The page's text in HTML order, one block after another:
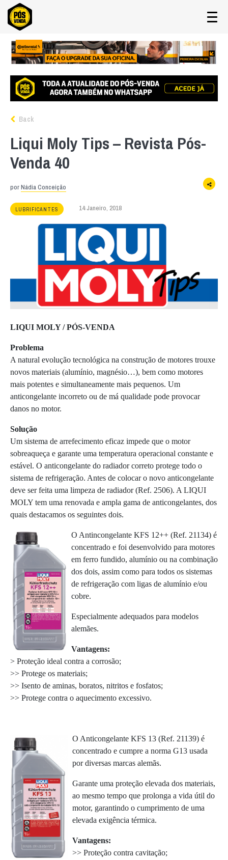
Back
Liqui Moly Tips – Revista Pós-
Venda 40
porNádia Conceição
LUBRIFICANTES 14 Janeiro, 2018
LIQUI MOLY / PÓS-VENDA
Problema
A natural evolução tecnológica na construção de motores trouxe
novos materiais (alumínio, magnésio…), bem como motores
mais potentes e simultaneamente mais pequenos. Um
anticongelante incorreto ou de má qualidade pode provocar
danos no motor.
Solução
Um sistema de arrefecimento eficaz impede que o motor
sobreaqueça e garante uma temperatura operacional constante e
estável. O anticongelante do radiador correto protege todo o
sistema de refrigeração. Antes de colocar o novo anticongelante
deve ser feita uma limpeza de radiador (Ref. 2506). A LIQUI
MOLY tem uma renovada e ampla gama de anticongelantes, dos
quais destacamos os seguintes dois.
O Antincongelante KFS 12++ (Ref. 21134) é
concentrado e foi desenvolvido para motores
em ferro fundido, alumínio ou na combinação
dos dois, assim como para todos os sistemas
de refrigeração com ligas de alumínio e/ou
cobre.
Especialmente adequados para modelos
alemães.
Vantagens:
> Proteção ideal contra a corrosão;
>> Protege os materiais;
>> Isento de aminas, boratos, nitritos e fosfatos;
>> Protege contra o aquecimento excessivo.
O Anticongelante KFS 13 (Ref. 21139) é
concentrado e cumpre a norma G13 usada
por diversas marcas alemãs.
Garante uma proteção elevada dos materiais,
ao mesmo tempo que prolonga a vida útil do
motor, garantindo o cumprimento de uma
elevada exigência térmica.
Vantagens:
>> Proteção contra cavitação;